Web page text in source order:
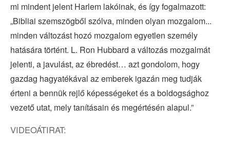
mi mindent jelent Harlem lakóinak, és így fogalmazott:
„Bibliai szemszögből szólva, minden olyan mozgalom...
minden változást hozó mozgalom egyetlen személy
hatására történt. L. Ron Hubbard a változás mozgalmát
jelenti, a javulást, az ébredést… azt gondolom, hogy
gazdag hagyatékával az emberek igazán meg tudják
érteni a bennük rejlő képességeket és a boldogsághoz
vezető utat, mely tanításain és megértésén alapul.”
VIDEOÁTIRAT: